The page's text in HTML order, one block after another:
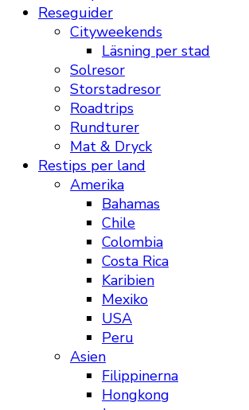
Reseguider
Cityweekends
Läsning per stad
Solresor
Storstadresor
Roadtrips
Rundturer
Mat & Dryck
Restips per land
Amerika
Bahamas
Chile
Colombia
Costa Rica
Karibien
Mexiko
USA
Peru
Asien
Filippinerna
Hongkong